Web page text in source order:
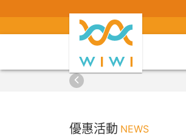
優惠活動 NEWS